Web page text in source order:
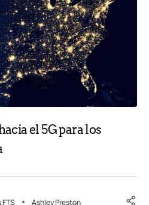
el 5G para los
Ashley Preston